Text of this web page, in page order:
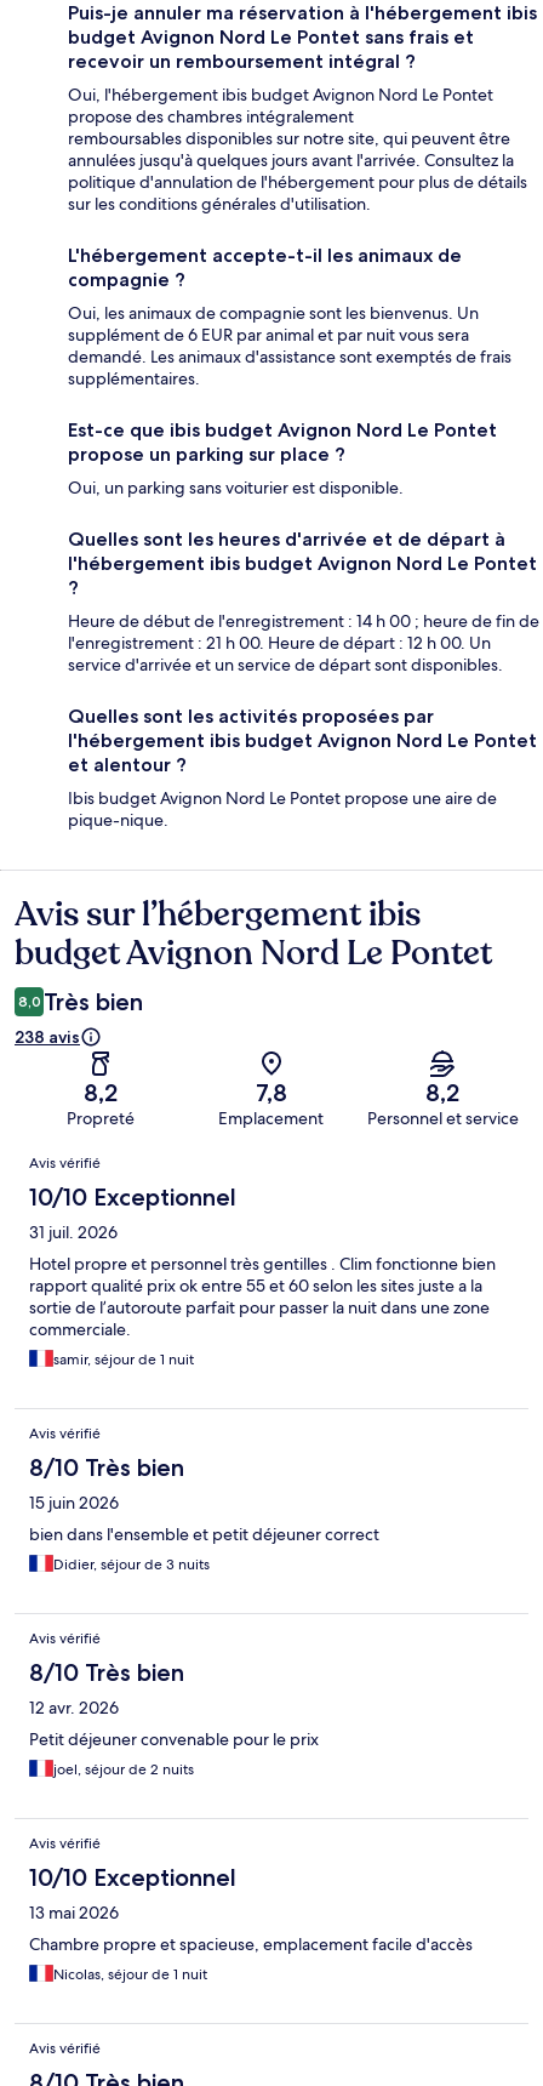
Puis-je annuler ma réservation à l'hébergement ibis
budget Avignon Nord Le Pontet sans frais et
recevoir un remboursement intégral ?
Oui, l'hébergement ibis budget Avignon Nord Le Pontet
propose des chambres intégralement
remboursables disponibles sur notre site, qui peuvent être
annulées jusqu'à quelques jours avant l'arrivée. Consultez la
politique d'annulation de l'hébergement pour plus de détails
sur les conditions générales d'utilisation.
L'hébergement accepte-t-il les animaux de
compagnie ?
Oui, les animaux de compagnie sont les bienvenus. Un
supplément de 6 EUR par animal et par nuit vous sera
demandé. Les animaux d'assistance sont exemptés de frais
supplémentaires.
Est-ce que ibis budget Avignon Nord Le Pontet
propose un parking sur place ?
Oui, un parking sans voiturier est disponible.
Quelles sont les heures d'arrivée et de départ à
l'hébergement ibis budget Avignon Nord Le Pontet
?
Heure de début de l'enregistrement : 14 h 00 ; heure de fin de
l'enregistrement : 21 h 00. Heure de départ : 12 h 00. Un
service d'arrivée et un service de départ sont disponibles.
Quelles sont les activités proposées par
l'hébergement ibis budget Avignon Nord Le Pontet
et alentour ?
Ibis budget Avignon Nord Le Pontet propose une aire de
pique-nique.
Avis
Avis sur l’hébergement ibis
budget Avignon Nord Le Pontet
8,0 Très bien
238 avis
8,2
Propreté
7,8
Emplacement
8,2
Personnel et service
Avis
Avis vérifié
10/10 Exceptionnel
31 juil. 2026
Hotel propre et personnel très gentilles . Clim fonctionne bien
rapport qualité prix ok entre 55 et 60 selon les sites juste a la
sortie de l’autoroute parfait pour passer la nuit dans une zone
commerciale.
samir, séjour de 1 nuit
Avis vérifié
8/10 Très bien
15 juin 2026
bien dans l'ensemble et petit déjeuner correct
Didier, séjour de 3 nuits
Avis vérifié
8/10 Très bien
12 avr. 2026
Petit déjeuner convenable pour le prix
joel, séjour de 2 nuits
Avis vérifié
10/10 Exceptionnel
13 mai 2026
Chambre propre et spacieuse, emplacement facile d'accès
Nicolas, séjour de 1 nuit
Avis vérifié